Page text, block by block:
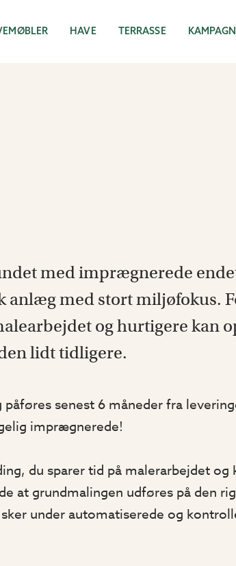
HAVE TERRASSE
med imprægnerede
med stort miljøfokus.
og hurtigere kan
lidt tidligere.
senest 6 måneder fra
imprægnerede!
du sparer tid på malerarbejdet
at grundmalingen udføres på den
under automatiserede og